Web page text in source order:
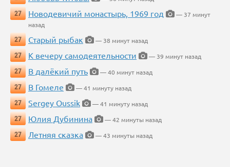
27
Новодевичий монастырь, 1969 год
— 37 минут
назад
27
Старый рыбак
— 38 минут назад
27
К вечеру самодеятельности
— 39 минут назад
27
В далёкий путь
— 40 минут назад
27
В Гомеле
— 41 минуту назад
27
Sergey Oussik
— 41 минуту назад
27
Юлия Дубинина
— 42 минуты назад
27
Летняя сказка — 43 минуты назад